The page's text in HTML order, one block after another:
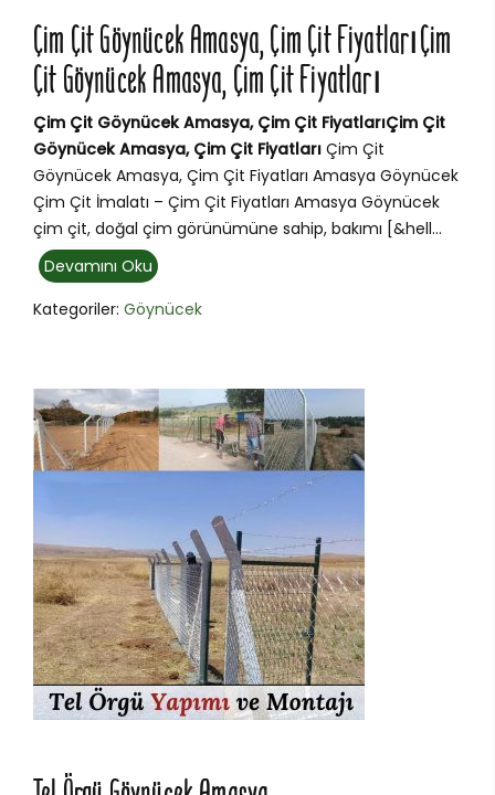
Çim Çit Göynücek Amasya, Çim Çit FiyatlarıÇim
Çit Göynücek Amasya, Çim Çit Fiyatları
Çim Çit Göynücek Amasya, Çim Çit FiyatlarıÇim Çit
Göynücek Amasya, Çim Çit Fiyatları Çim Çit
Göynücek Amasya, Çim Çit Fiyatları Amasya Göynücek
Çim Çit İmalatı – Çim Çit Fiyatları Amasya Göynücek
çim çit, doğal çim görünümüne sahip, bakımı [&hell...
Devamını Oku
Kategoriler: Göynücek